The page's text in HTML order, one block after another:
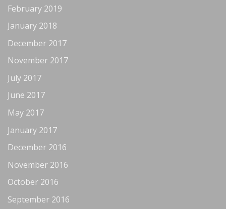
February 2019
January 2018
December 2017
November 2017
July 2017
June 2017
May 2017
January 2017
December 2016
November 2016
October 2016
September 2016